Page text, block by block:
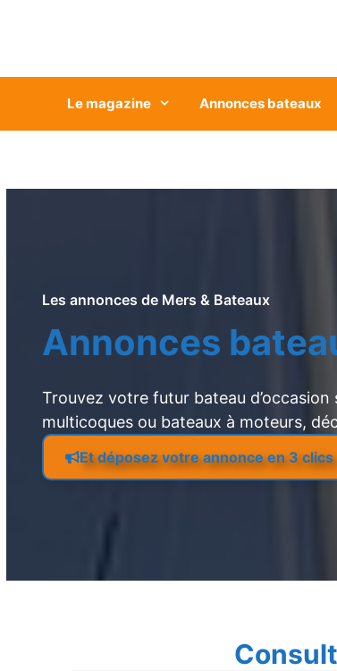
Le magazine Annonces bateaux
Les annonces de Mers & Bateaux
Annonces
Trouvez votre futur bateau d’occasion
multicoques ou bateaux à moteurs,
Et déposez votre annonce en 3 clics